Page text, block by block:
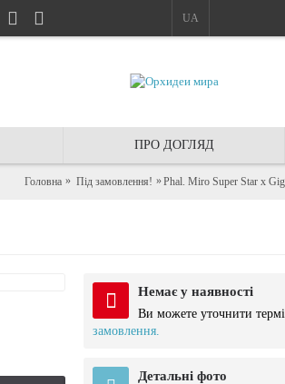
UA
ПРО ДОГЛЯД
Головна Під замовлення! Phal. Miro Super Star x
Немає у наявності
Ви можете уточнити
замовлення.
Детальні фото